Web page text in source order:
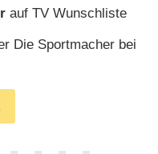
auf TV Wunschliste
Die Sportmacher bei